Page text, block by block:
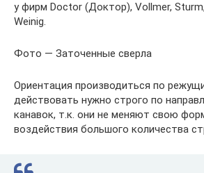
у фирм Doctor (Доктор), Vollmer,
Weinig.
Фото — Заточенные сверла
Ориентация производиться по
действовать нужно строго по
канавок, т.к. они не меняют свою
воздействия большого количества